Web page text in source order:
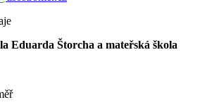
Eduarda Štorcha a mateřská škola